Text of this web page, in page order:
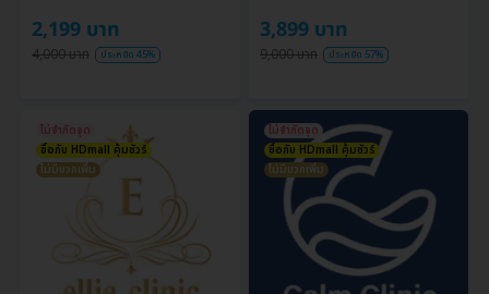
2,199 บาท
4,000 บาท ประหยัด 45%
3,899 บาท
9,000 บาท ประหยัด 57%
ไม่จำกัดจุด
ซื้อกับ HDmall คุ้มชัวร์
ไม่มีบวกเพิ่ม
ไม่จำกัดจุด
ซื้อกับ HDmall คุ้มชัวร์
ไม่มีบวกเพิ่ม